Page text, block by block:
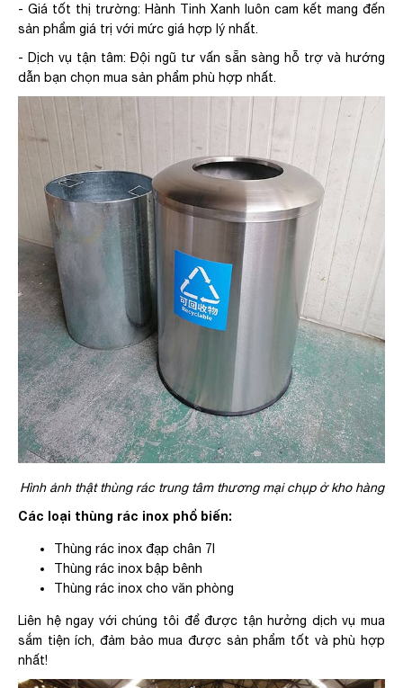
- Giá tốt thị trường: Hành Tinh Xanh luôn cam kết mang đến
sản phẩm giá trị với mức giá hợp lý nhất.
- Dịch vụ tận tâm: Đội ngũ tư vấn sẵn sàng hỗ trợ và hướng
dẫn bạn chọn mua sản phẩm phù hợp nhất.
Hình ảnh thật thùng rác trung tâm thương mại chụp ở kho hàng
Các loại thùng rác inox phổ biến:
Thùng rác inox đạp chân 7l
Thùng rác inox bập bênh
Thùng rác inox cho văn phòng
Liên hệ ngay với chúng tôi để được tận hưởng dịch vụ mua
sắm tiện ích, đảm bảo mua được sản phẩm tốt và phù hợp
nhất!